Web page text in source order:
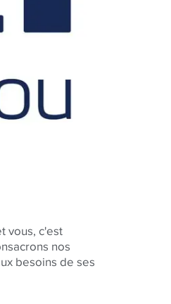
vous, c'est
nos
besoins de ses